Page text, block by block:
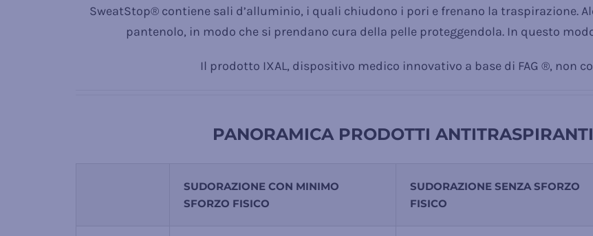
SweatStop® contiene sali d’alluminio, i quali chiudono i pori e frenano la traspirazione.
pantenolo, in modo che si prendano cura della pelle proteggendola. In questo
Il prodotto IXAL, dispositivo medico innovativo a base di FAG ®, non
PANORAMICA PRODOTTI
SUDORAZIONE CON MINIMO
SFORZO FISICO
SUDORAZIONE SENZA SFORZO
FISICO